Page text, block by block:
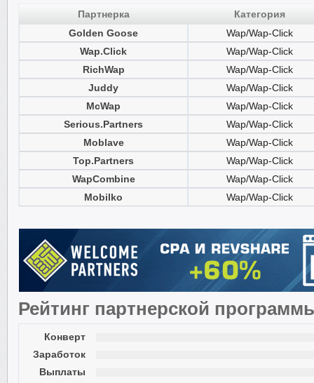
Партнерка
Категория
Golden Goose
Wap/Wap-Click
Wap.Click
Wap/Wap-Click
RichWap
Wap/Wap-Click
Juddy
Wap/Wap-Click
McWap
Wap/Wap-Click
Serious.Partners
Wap/Wap-Click
Moblave
Wap/Wap-Click
Top.Partners
Wap/Wap-Click
WapCombine
Wap/Wap-Click
Mobilko
Wap/Wap-Click
Рейтинг партнерской
Конверт
Заработок
Выплаты